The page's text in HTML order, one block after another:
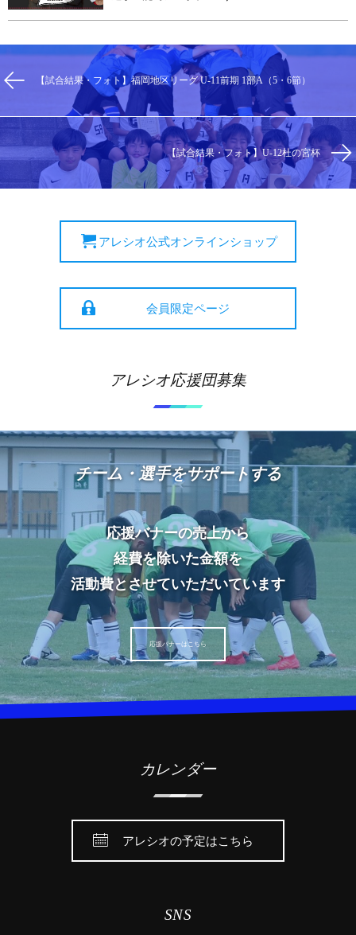
【試合結果・フォト】福岡地区リーグ U-11前期 1部A（5・6節）
【試合結果・フォト】U-12杜の宮杯
アレシオ公式オンラインショップ
会員限定ページ
アレシオ応援団募集
チーム・選手をサポートする
応援バナーの売上から
経費を除いた金額を
活動費とさせていただいています
応援バナーはこちら
カレンダー
アレシオの予定はこちら
SNS